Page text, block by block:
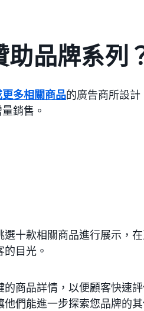
品牌系列
多相關商品的廣告商所設
銷售。
十款相關商品進行展示，
目光。
商品詳情，以便顧客快速
們能進一步探索您品牌的其